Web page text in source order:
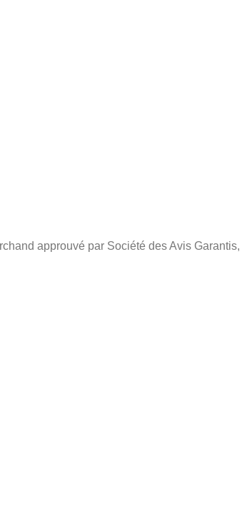
approuvé par Société des Avis Garantis,